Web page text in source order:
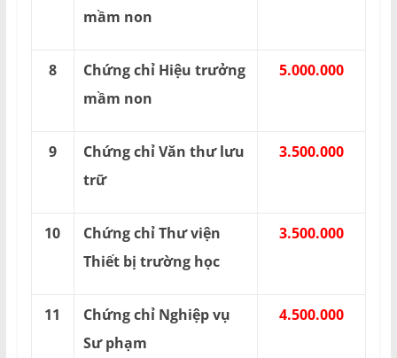
mầm non
8
Chứng chỉ Hiệu trưởng
mầm non
5.000.000
9
Chứng chỉ Văn thư lưu
trữ
3.500.000
10
Chứng chỉ Thư viện
Thiết bị trường học
3.500.000
11
Chứng chỉ Nghiệp vụ
Sư phạm
4.500.000